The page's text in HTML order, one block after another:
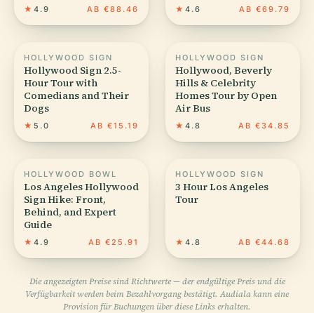
★ 4.9 AB €88.46 ★ 4.6 AB €69.79
HOLLYWOOD SIGN
Hollywood Sign 2.5-
Hour Tour with
Comedians and Their
Dogs
★ 5.0 AB €15.19
HOLLYWOOD SIGN
Hollywood, Beverly
Hills & Celebrity
Homes Tour by Open
Air Bus
★ 4.8 AB €34.85
HOLLYWOOD BOWL
Los Angeles Hollywood
Sign Hike: Front,
Behind, and Expert
Guide
★ 4.9 AB €25.91
HOLLYWOOD SIGN
3 Hour Los Angeles
Tour
★ 4.8 AB €44.68
Die angezeigten Preise sind Richtwerte — der endgültige Preis und die
Verfügbarkeit werden beim Bezahlvorgang bestätigt. Audiala kann eine
Provision für Buchungen über diese Links erhalten.